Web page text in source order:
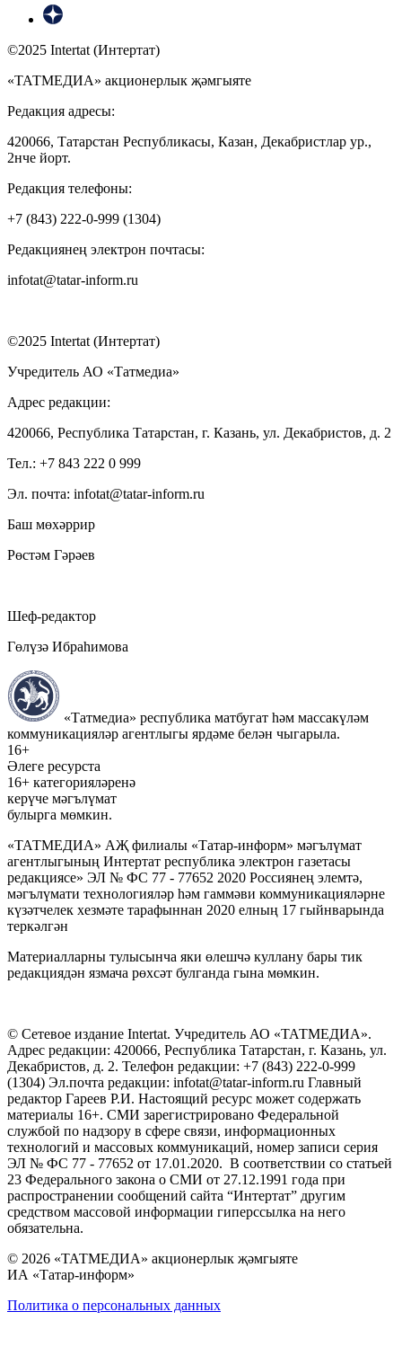
©2025 Intertat (Интертат)
«ТАТМЕДИА» акционерлык җәмгыяте
Редакция адресы:
420066, Татарстан Республикасы, Казан, Декабристлар ур.,
2нче йорт.
Редакция телефоны:
+7 (843) 222-0-999 (1304)
Редакциянең электрон почтасы:
infotat@tatar-inform.ru
©2025 Intertat (Интертат)
Учредитель АО «Татмедиа»
Адрес редакции:
420066, Республика Татарстан, г. Казань, ул. Декабристов, д. 2
Тел.: +7 843 222 0 999
Эл. почта: infotat@tatar-inform.ru
Баш мөхәррир
Рөстәм Гәрәев
Шеф-редактор
Гөлүзә Ибраһимова
«Татмедиа» республика матбугат һәм массакүләм
коммуникацияләр агентлыгы ярдәме белән чыгарыла.
16+
Әлеге ресурста
16+ категорияләренә
керүче мәгълүмат
булырга мөмкин.
«ТАТМЕДИА» АҖ филиалы «Татар-информ» мәгълүмат
агентлыгының Интертат республика электрон газетасы
редакциясе» ЭЛ № ФС 77 - 77652 2020 Россиянең элемтә,
мәгълүмати технологияләр һәм гаммәви коммуникацияләрне
күзәтчелек хезмәте тарафыннан 2020 елның 17 гыйнварында
теркәлгән
Материалларны тулысынча яки өлешчә куллану бары тик
редакциядән язмача рөхсәт булганда гына мөмкин.
© Сетевое издание Intertat. Учредитель АО «ТАТМЕДИА».
Адрес редакции: 420066, Республика Татарстан, г. Казань, ул.
Декабристов, д. 2. Телефон редакции: +7 (843) 222-0-999
(1304) Эл.почта редакции: infotat@tatar-inform.ru Главный
редактор Гареев Р.И. Настоящий ресурс может содержать
материалы 16+. СМИ зарегистрировано Федеральной
службой по надзору в сфере связи, информационных
технологий и массовых коммуникаций, номер записи серия
ЭЛ № ФС 77 - 77652 от 17.01.2020. В соответствии со статьей
23 Федерального закона о СМИ от 27.12.1991 года при
распространении сообщений сайта “Интертат” другим
средством массовой информации гиперссылка на него
обязательна.
© 2026 «ТАТМЕДИА» акционерлык җәмгыяте
ИА «Татар-информ»
Политика о персональных данных